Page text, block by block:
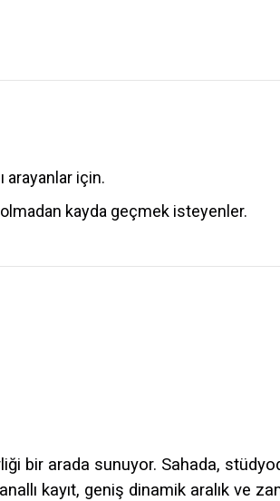
arayanlar için.
kayda geçmek isteyenler.
bir arada sunuyor. Sahada,
kayıt, geniş dinamik aralık ve